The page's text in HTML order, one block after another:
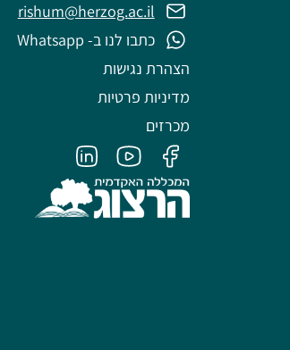
rishum@herzog.ac.il
כתבו לנו ב- Whatsapp
הצהרת נגישות
מדיניות פרטיות
מכרזים